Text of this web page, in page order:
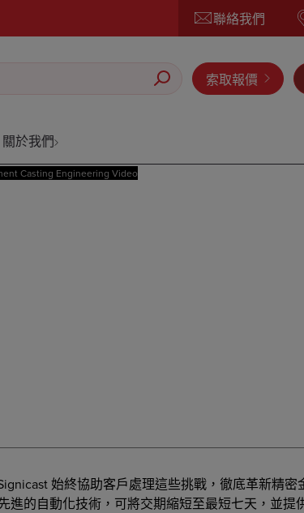
聯絡我們
索取報價
關於我們
始終協助客戶處理這些挑戰，徹底革新精密
的自動化技術，可將交期縮短至最短七天，並提